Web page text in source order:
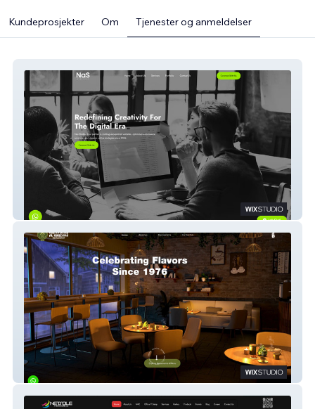
Kundeprosjekter Om Tjenester og anmeldelser
NaS
Al Khuzama